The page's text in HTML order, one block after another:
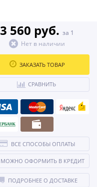
3 560 руб. за 1
Нет в наличии
ЗАКАЗАТЬ ТОВАР
СРАВНИТЬ
ВСЕ СПОСОБЫ ОПЛАТЫ
МОЖНО ОФОРМИТЬ В КРЕДИТ
ПОДРОБНЕЕ О ДОСТАВКЕ